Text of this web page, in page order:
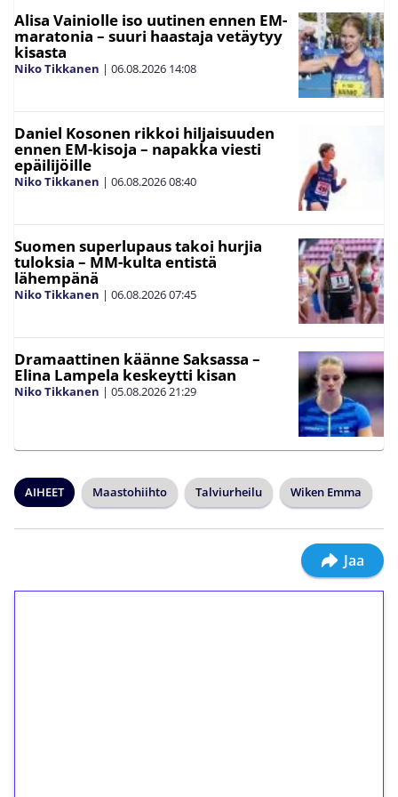
Alisa Vainiolle iso uutinen ennen EM-
maratonia – suuri haastaja vetäytyy
kisasta
Niko Tikkanen | 06.08.2026 14:08
Daniel Kosonen rikkoi hiljaisuuden
ennen EM-kisoja – napakka viesti
epäilijöille
Niko Tikkanen | 06.08.202608:40
Suomen superlupaus takoi hurjia
tuloksia – MM-kulta entistä
lähempänä
Niko Tikkanen | 06.08.202607:45
Dramaattinen käänne Saksassa –
Elina Lampela keskeytti kisan
Niko Tikkanen | 05.08.202621:29
AIHEET Maastohiihto Talviurheilu Wiken Emma
Jaa